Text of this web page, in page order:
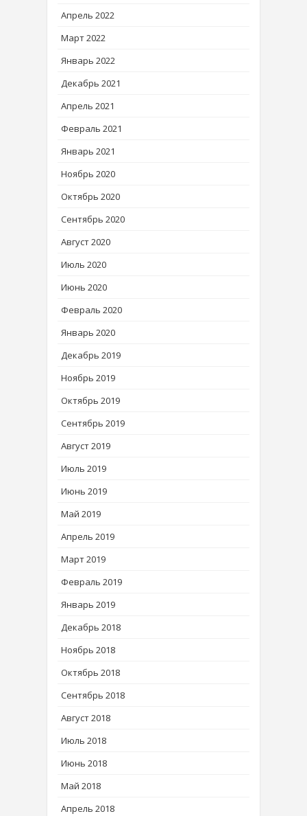
Апрель 2022
Март 2022
Январь 2022
Декабрь 2021
Апрель 2021
Февраль 2021
Январь 2021
Ноябрь 2020
Октябрь 2020
Сентябрь 2020
Август 2020
Июль 2020
Июнь 2020
Февраль 2020
Январь 2020
Декабрь 2019
Ноябрь 2019
Октябрь 2019
Сентябрь 2019
Август 2019
Июль 2019
Июнь 2019
Май 2019
Апрель 2019
Март 2019
Февраль 2019
Январь 2019
Декабрь 2018
Ноябрь 2018
Октябрь 2018
Сентябрь 2018
Август 2018
Июль 2018
Июнь 2018
Май 2018
Апрель 2018